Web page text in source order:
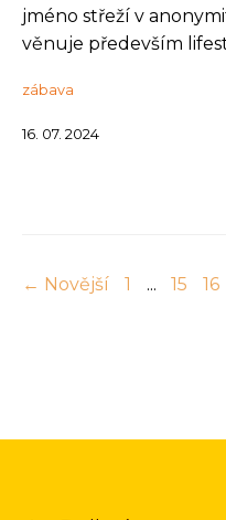
jméno střeží v
věnuje především
zábava
16. 07. 2024
← Novější 1 ... 15 16